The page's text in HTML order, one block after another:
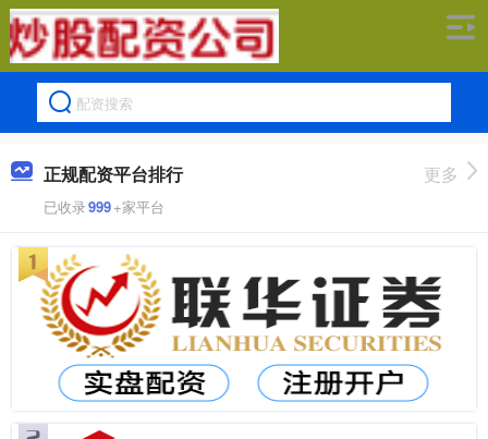
正规配资平台排行
已收录999+家平台
更多